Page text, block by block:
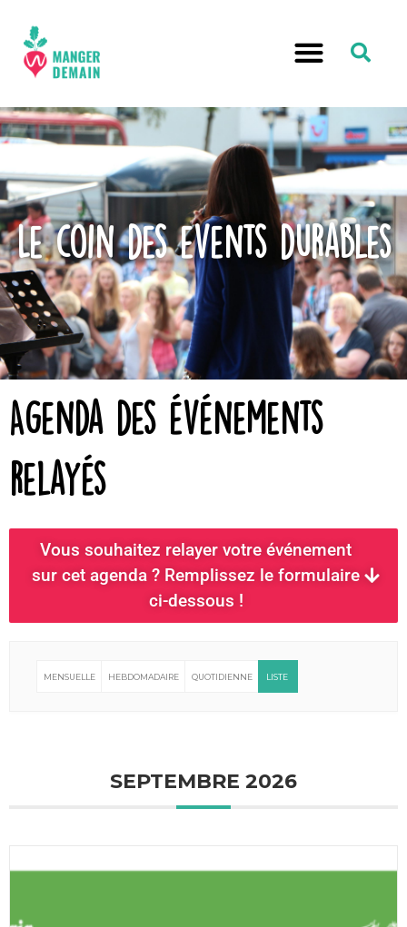
Le coin des events durables
Agenda des événements
relayés
Vous souhaitez relayer votre événement
sur cet agenda ? Remplissez le formulaire
ci-dessous !
MENSUELLE HEBDOMADAIRE QUOTIDIENNE LISTE
SEPTEMBRE 2026